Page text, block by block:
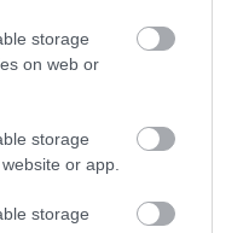
storage
on web or
storage
or app.
storage